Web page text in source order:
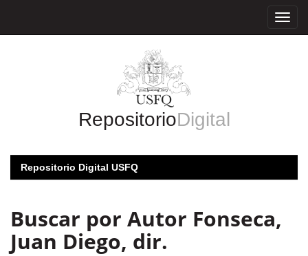
RepositorioDigital
Repositorio Digital USFQ
Buscar por Autor Fonseca,
Juan Diego, dir.